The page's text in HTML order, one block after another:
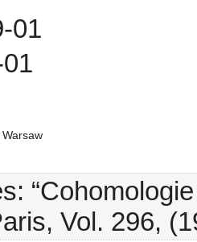
01
Vol. 296,